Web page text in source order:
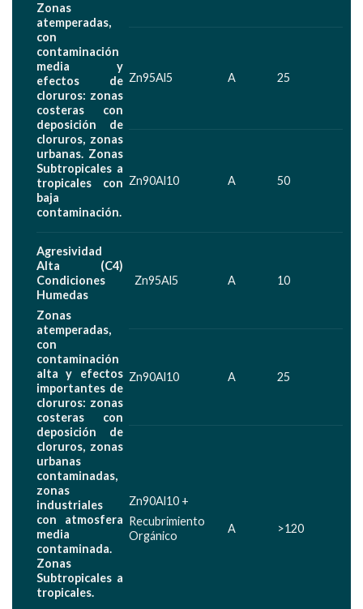
Zonas
atemperadas,
con
contaminación
media y
efectos de
cloruros: zonas
costeras con
deposición de
cloruros, zonas
urbanas. Zonas
Subtropicales a
tropicales con
baja
contaminación.
Zn95Al5 A 25
Zn90Al10 A 50
Agresividad
Alta (C4)
Condiciones
Humedas
Zonas
atemperadas,
con
contaminación
alta y efectos
importantes de
cloruros: zonas
costeras con
deposición de
cloruros, zonas
urbanas
contaminadas,
zonas
industriales
con atmosfera
media
contaminada.
Zonas
Subtropicales a
tropicales.
Zn95Al5 A 10
Zn90Al10 A 25
Zn90Al10 +
Recubrimiento
Orgánico
A >120